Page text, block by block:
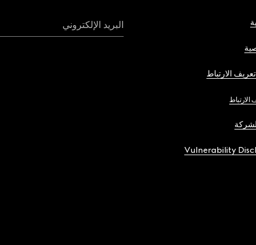
الارتباط
الارتباط
Vulnerability
البريد الإلكتروني